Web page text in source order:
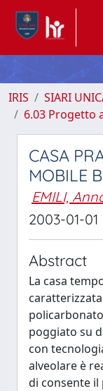
IRIS SIARI
6.03 Progetto
CASA
MOBILE
EMILI,
2003-01-01
Abstract
La casa
poggiato su
con
alveolare è
di consente